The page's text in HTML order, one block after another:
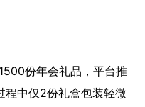
份年会礼品，平台推
程中仅2份礼盒包装轻微